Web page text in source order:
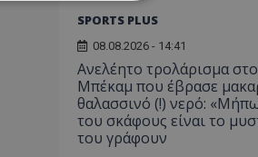
SPORTS PLUS
08.08.2026 - 14:41
Ανελέητο τρολάρισμα
Μπέκαμ που έβρασε
θαλασσινό (!) νερό:
του σκάφους είναι το
του γράφουν